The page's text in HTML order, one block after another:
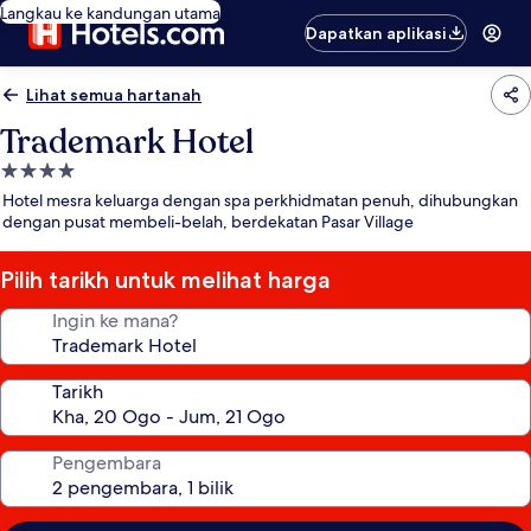
Langkau ke kandungan utama
Dapatkan aplikasi
Lihat semua hartanah
Trademark Hotel
Hartanah
4.0
bintang
Hotel mesra keluarga dengan spa perkhidmatan penuh, dihubungkan
dengan pusat membeli-belah, berdekatan Pasar Village
Pilih tarikh untuk melihat harga
Ingin ke mana?
Tarikh
Pengembara